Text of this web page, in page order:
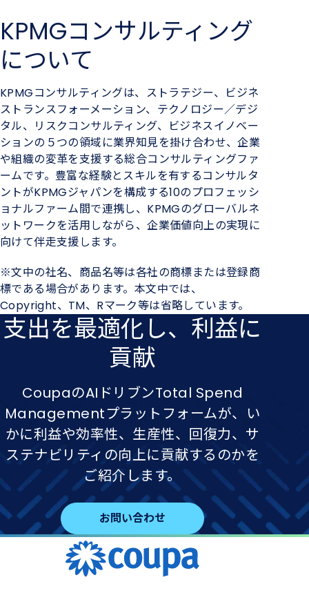
KPMGコンサルティング
について
KPMGコンサルティングは、ストラテジー、ビジネ
ストランスフォーメーション、テクノロジー／デジ
タル、リスクコンサルティング、ビジネスイノベー
ションの５つの領域に業界知見を掛け合わせ、企業
や組織の変革を支援する総合コンサルティングファ
ームです。豊富な経験とスキルを有するコンサルタ
ントがKPMGジャパンを構成する10のプロフェッシ
ョナルファーム間で連携し、 KPMGのグローバルネ
ットワークを活用しながら、企業価値向上の実現に
向けて伴走支援します。
※文中の社名、商品名等は各社の商標または登録商
標である場合があります。本文中では、
Copyright、 TM、 Rマーク等は省略しています。
支出を​最適化し、​利益に​
貢献
CoupaのAIドリブンTotal Spend
Managementプラットフォームが、い
かに利益や効率性、生産性、回復力、サ
ステナビリティの向上に貢献するのかを
ご紹介します。
お問い合わせ